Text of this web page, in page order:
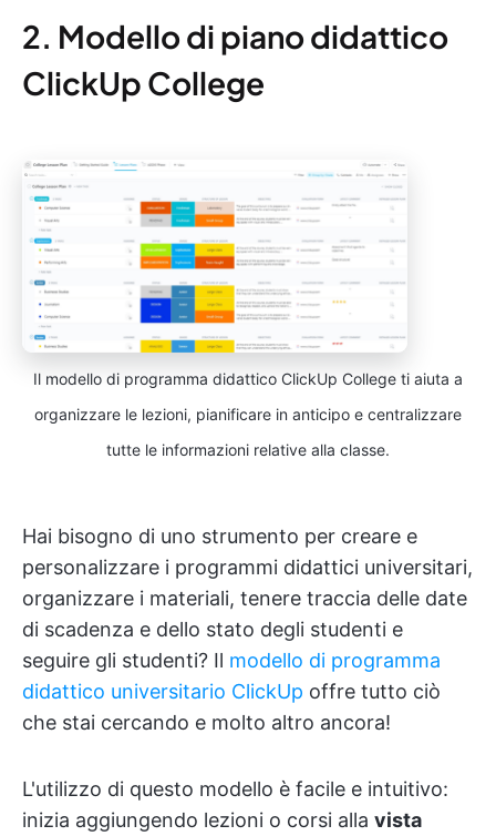
2. Modello di piano didattico
ClickUp College
Il modello di programma didattico ClickUp College ti aiuta a
organizzare le lezioni, pianificare in anticipo e centralizzare
tutte le informazioni relative alla classe.
Hai bisogno di uno strumento per creare e
personalizzare i programmi didattici universitari,
organizzare i materiali, tenere traccia delle date
di scadenza e dello stato degli studenti e
seguire gli studenti? Il modello di programma
didattico universitario ClickUp offre tutto ciò
che stai cercando e molto altro ancora!
L'utilizzo di questo modello è facile e intuitivo:
inizia aggiungendo lezioni o corsi alla vista